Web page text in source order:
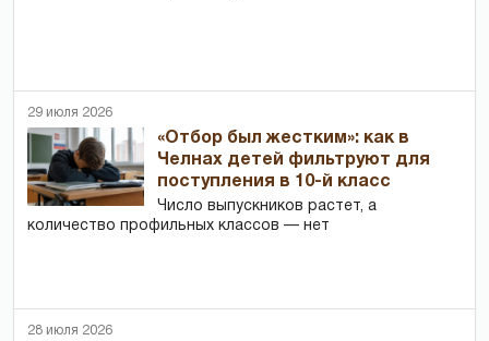
29 июля 2026
«Отбор был жестким»: как в
Челнах детей фильтруют для
поступления в 10-й класс
Число выпускников растет, а
количество профильных классов — нет
28 июля 2026